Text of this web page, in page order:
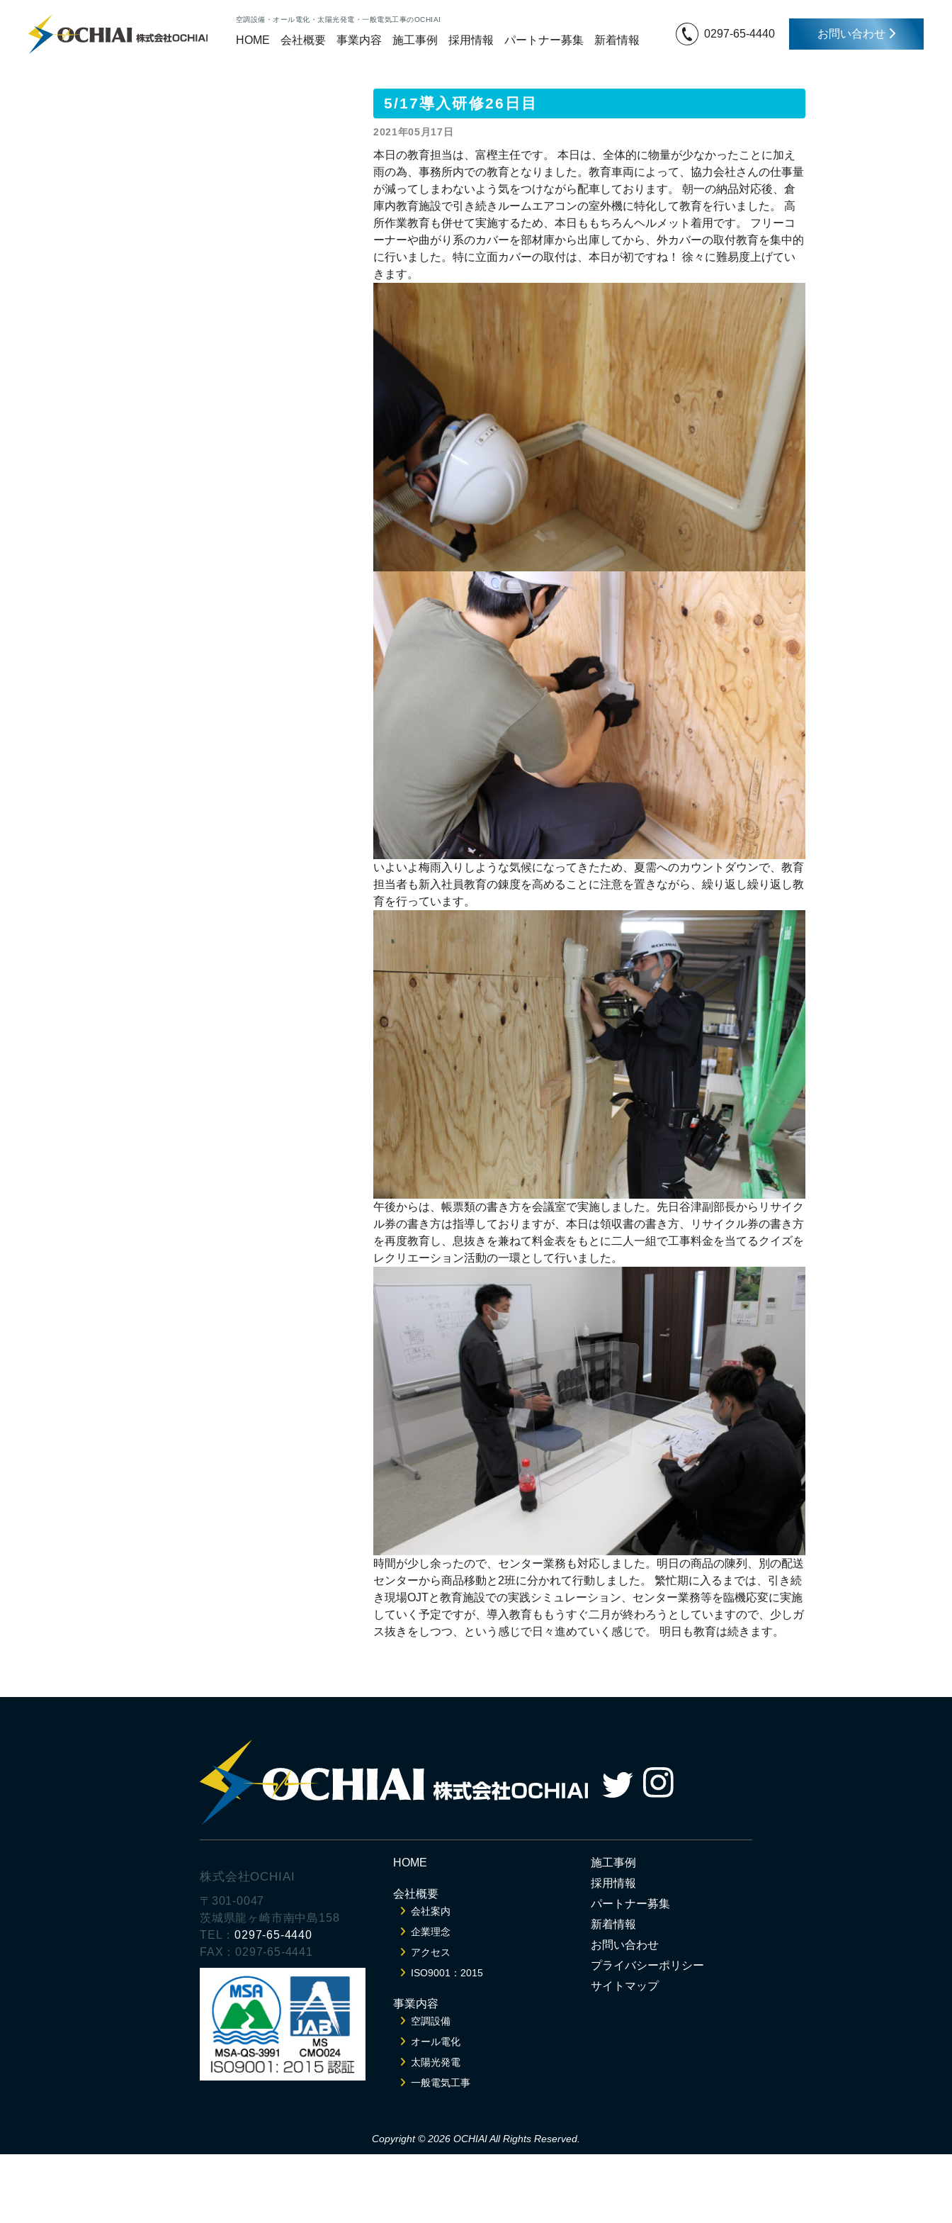
空調設備・オール電化・太陽光発電・一般電気工事のOCHIAI
HOME 会社概要 事業内容 施工事例 採用情報 パートナー募集 新着情報
0297-65-4440 お問い合わせ
5/17導入研修26日目
2021年05月17日
本日の教育担当は、富樫主任です。 本日は、全体的に物量が少なかったことに加え
雨の為、事務所内での教育となりました。教育車両によって、協力会社さんの仕事量
が減ってしまわないよう気をつけながら配車しております。 朝一の納品対応後、倉
庫内教育施設で引き続きルームエアコンの室外機に特化して教育を行いました。 高
所作業教育も併せて実施するため、本日ももちろんヘルメット着用です。 フリーコ
ーナーや曲がり系のカバーを部材庫から出庫してから、外カバーの取付教育を集中的
に行いました。特に立面カバーの取付は、本日が初ですね！ 徐々に難易度上げてい
きます。
いよいよ梅雨入りしような気候になってきたため、夏需へのカウントダウンで、教育
担当者も新入社員教育の錬度を高めることに注意を置きながら、繰り返し繰り返し教
育を行っています。
午後からは、帳票類の書き方を会議室で実施しました。先日谷津副部長からリサイク
ル券の書き方は指導しておりますが、本日は領収書の書き方、リサイクル券の書き方
を再度教育し、息抜きを兼ねて料金表をもとに二人一組で工事料金を当てるクイズを
レクリエーション活動の一環として行いました。
時間が少し余ったので、センター業務も対応しました。明日の商品の陳列、別の配送
センターから商品移動と2班に分かれて行動しました。 繁忙期に入るまでは、引き続
き現場OJTと教育施設での実践シミュレーション、センター業務等を臨機応変に実施
していく予定ですが、導入教育ももうすぐ二月が終わろうとしていますので、少しガ
ス抜きをしつつ、という感じで日々進めていく感じで。 明日も教育は続きます。
株式会社OCHIAI
〒301-0047
茨城県龍ヶ崎市南中島158
TEL：0297-65-4440
FAX：0297-65-4441
HOME
会社概要
会社案内
企業理念
アクセス
ISO9001：2015
事業内容
空調設備
オール電化
太陽光発電
一般電気工事
施工事例
採用情報
パートナー募集
新着情報
お問い合わせ
プライバシーポリシー
サイトマップ
Copyright © 2026 OCHIAIAll Rights Reserved.